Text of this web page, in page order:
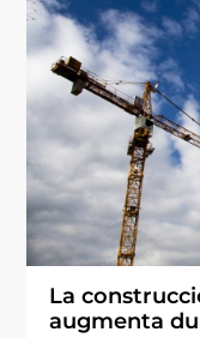
La
augmenta